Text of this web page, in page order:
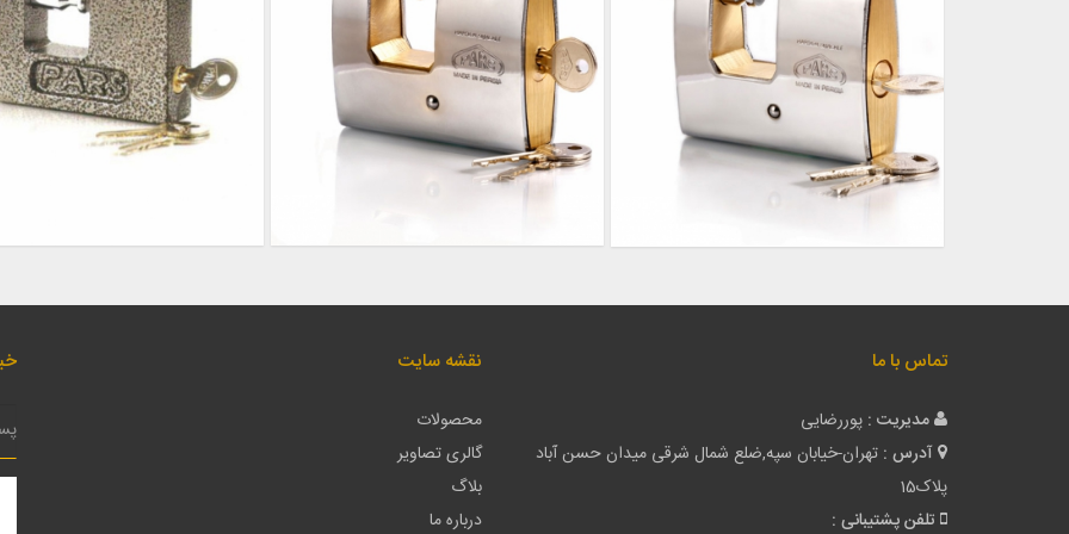
تماس با ما
مدیریت : پوررضایی
آدرس : تهران-خیابان سپه,ضلع شمال شرقی میدان حسن آباد
پلاک15
تلفن پشتیبانی :
نقشه سایت
محصولات
گالری تصاویر
بلاگ
درباره ما